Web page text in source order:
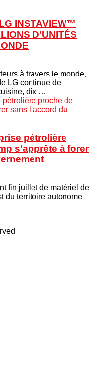
INSTAVIEW™
D’UNITÉS
à travers le monde,
LG continue de
dix …
pétrolière
s’apprête à forer
fin juillet de matériel de
du territoire autonome